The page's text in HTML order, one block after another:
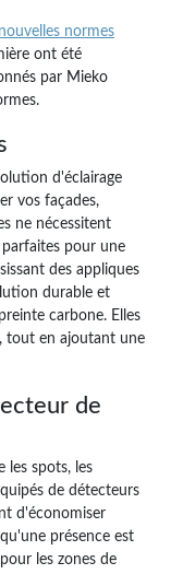
nouvelles normes
ont été
par Mieko
d'éclairage
vos façades,
ne nécessitent
pour une
des appliques
durable et
carbone. Elles
tout en ajoutant une
de
les spots, les
de détecteurs
d'économiser
présence est
les zones de